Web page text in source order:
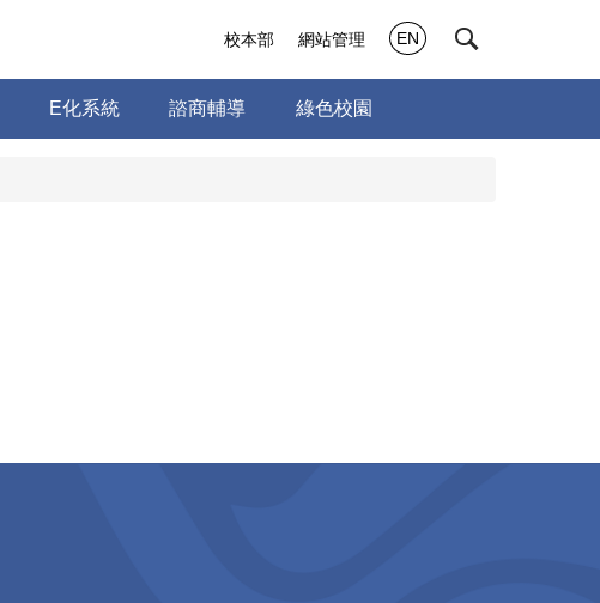
校本部 網站管理 EN
E化系統 諮商輔導 綠色校園